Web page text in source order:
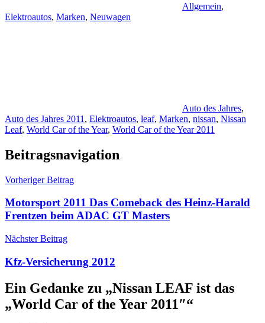
Allgemein,
Elektroautos, Marken, Neuwagen
Auto des Jahres,
Auto des Jahres 2011 , Elektroautos, leaf, Marken, nissan, Nissan
Leaf, World Car of the Year, World Car of the Year 2011
Beitragsnavigation
Vorheriger Beitrag
Motorsport 2011 Das Comeback des Heinz-Harald
Frentzen beim ADAC GT Masters
Nächster Beitrag
Kfz-Versicherung 2012
Ein Gedanke zu „Nissan LEAF ist das
„World Car of the Year 2011″“